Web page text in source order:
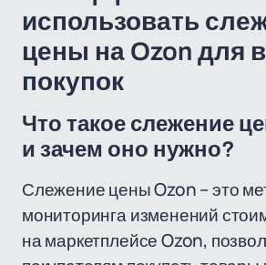
использовать
цены на Ozon для
покупок
Что такое слежение
и зачем оно нужно?
Слежение цены Ozon – это
мониторинга изменений
на маркетплейсе Ozon,